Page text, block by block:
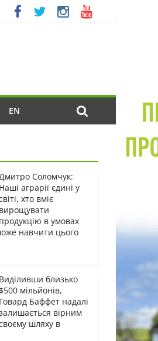
EN
Соломчук:
Наші аграрії єдині у
хто вміє
вирощувати
продукцію в умовах
навчити цього
Виділивши близько
$500 мільйонів,
Говард Баффет надалі
вірним
шляху в